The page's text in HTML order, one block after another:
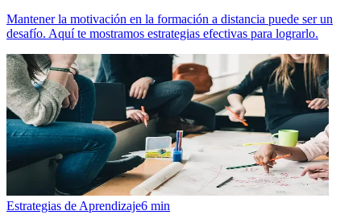
Mantener la motivación en la formación a distancia puede ser un
desafío. Aquí te mostramos estrategias efectivas para lograrlo.
Estrategias de Aprendizaje6 min